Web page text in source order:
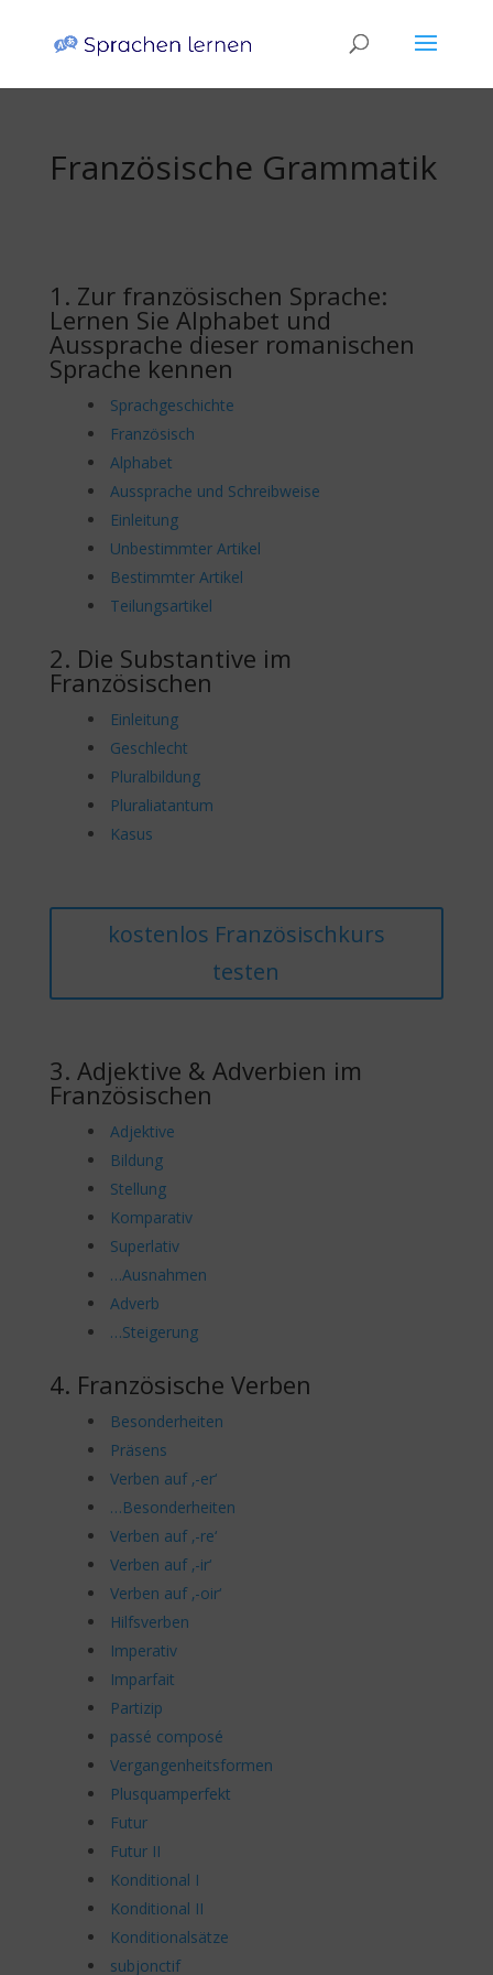
Französische Grammatik
1. Zur französischen Sprache:
Lernen Sie Alphabet und
Aussprache dieser romanischen
Sprache kennen
Sprachgeschichte
Französisch
Alphabet
Aussprache und Schreibweise
Einleitung
Unbestimmter Artikel
Bestimmter Artikel
Teilungsartikel
2. Die Substantive im
Französischen
Einleitung
Geschlecht
Pluralbildung
Pluraliatantum
Kasus
kostenlos Französischkurs
testen
3. Adjektive & Adverbien im
Französischen
Adjektive
Bildung
Stellung
Komparativ
Superlativ
…Ausnahmen
Adverb
…Steigerung
4. Französische Verben
Besonderheiten
Präsens
Verben auf ‚-er‘
…Besonderheiten
Verben auf ‚-re‘
Verben auf ‚-ir‘
Verben auf ‚-oir‘
Hilfsverben
Imperativ
Imparfait
Partizip
passé composé
Vergangenheitsformen
Plusquamperfekt
Futur
Futur II
Konditional I
Konditional II
Konditionalsätze
subjonctif